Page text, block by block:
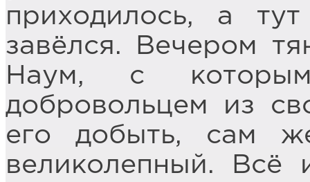
приходилось, а
завёлся. Вечером
Наум, с
добровольцем из
его добыть, сам
великолепный. Всё